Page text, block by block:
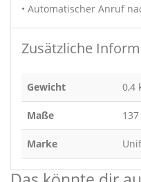
• Automatischer Anruf
Zusätzliche
Gewicht 0,4
Maße
Marke